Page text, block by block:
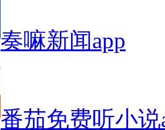
奏嘛新闻app
番茄免费听小说